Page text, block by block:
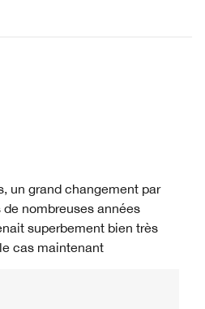
un grand changement par
nombreuses années
superbement bien très
cas maintenant